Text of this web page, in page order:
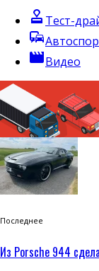
approval Тест-
commute
movieВидео
Последнее
Из Porsche 944